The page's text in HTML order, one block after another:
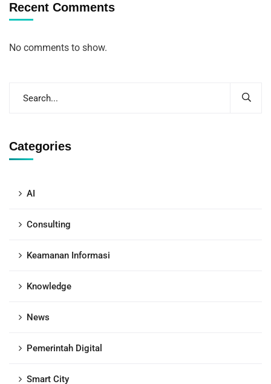
Recent Comments
No comments to show.
Categories
AI
Consulting
Keamanan Informasi
Knowledge
News
Pemerintah Digital
Smart City